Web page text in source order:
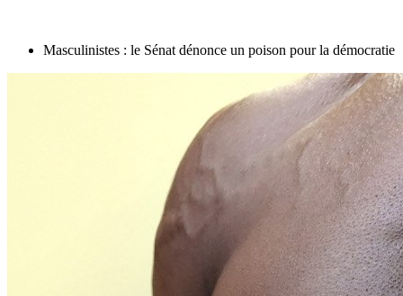
Masculinistes : le Sénat dénonce un poison pour la démocratie